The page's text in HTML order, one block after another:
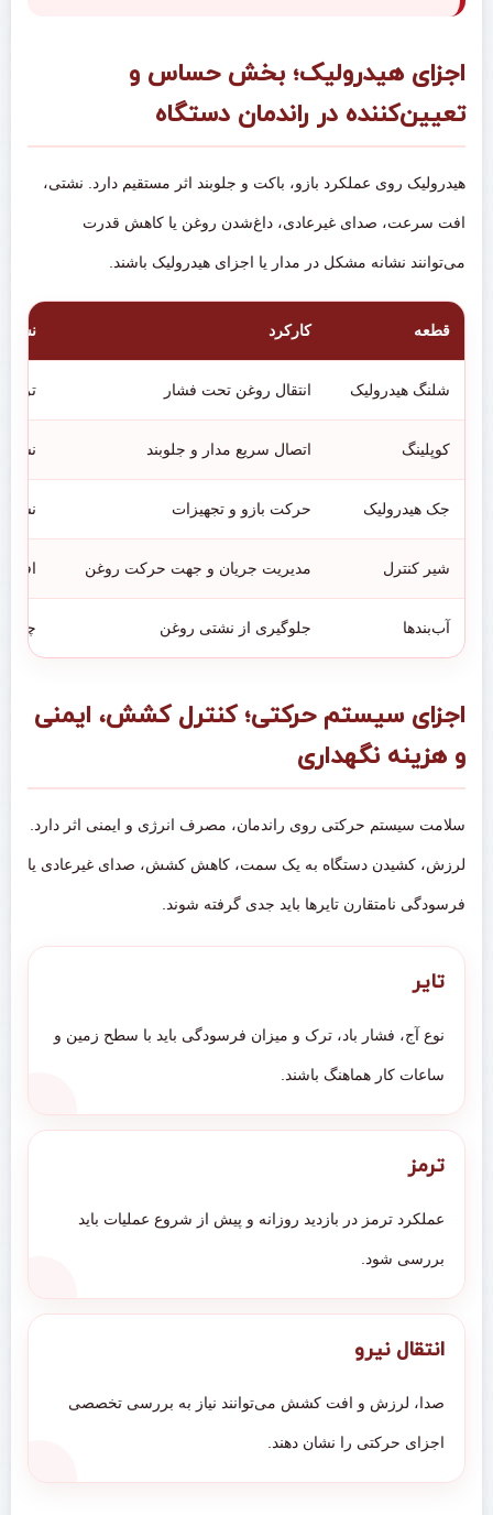
اجزای هیدرولیک؛ بخش حساس و
تعیین‌کننده در راندمان دستگاه
هیدرولیک روی عملکرد بازو، باکت و جلوبند اثر مستقیم دارد. نشتی،
افت سرعت، صدای غیرعادی، داغ‌شدن روغن یا کاهش قدرت
می‌توانند نشانه مشکل در مدار یا اجزای هیدرولیک باشند.
قطعه کارکرد
شلنگ هیدرولیک انتقال روغن تحت فشار ترک،
کوپلینگ اتصال سریع مدار و جلوبند
جک هیدرولیک حرکت بازو و تجهیزات
شیر کنترل مدیریت جریان و جهت حرکت روغن افت
آب‌بندها جلوگیری از نشتی روغن
اجزای سیستم حرکتی؛ کنترل کشش، ایمنی
و هزینه نگهداری
سلامت سیستم حرکتی روی راندمان، مصرف انرژی و ایمنی اثر دارد.
لرزش، کشیدن دستگاه به یک سمت، کاهش کشش، صدای غیرعادی یا
فرسودگی نامتقارن تایرها باید جدی گرفته شوند.
تایر
نوع آج، فشار باد، ترک و میزان فرسودگی باید با سطح زمین و
ساعات کار هماهنگ باشند.
ترمز
عملکرد ترمز در بازدید روزانه و پیش از شروع عملیات باید
بررسی شود.
انتقال نیرو
صدا، لرزش و افت کشش می‌توانند نیاز به بررسی تخصصی
اجزای حرکتی را نشان دهند.